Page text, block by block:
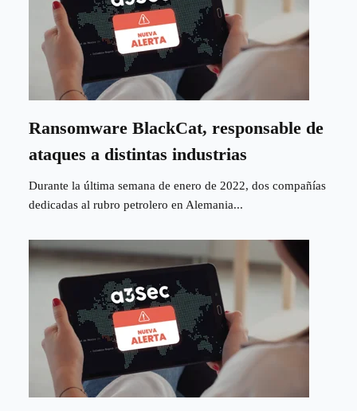
Ransomware BlackCat, responsable de
ataques a distintas industrias
Durante la última semana de enero de 2022, dos compañías
dedicadas al rubro petrolero en Alemania...